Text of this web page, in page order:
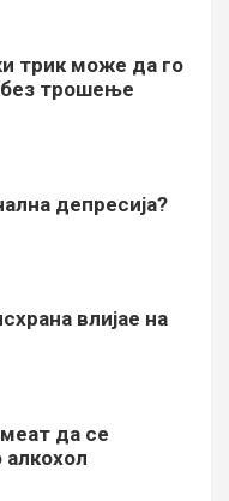
трик може да го
трошење
депресија?
влијае на
да се